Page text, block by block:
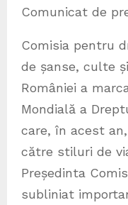
Comunicat de
Comisia pentru
de șanse, culte
României a
Mondială a
care, în acest
către stiluri de
Președinta
subliniat